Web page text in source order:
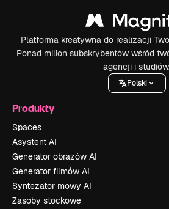
Platforma kreatywna do realizacji
Ponad milion subskrybentów wśród
agencji i
Polski
Produkty
Spaces
Asystent AI
Generator obrazów AI
Generator filmów AI
Syntezator mowy AI
Zasoby stockowe